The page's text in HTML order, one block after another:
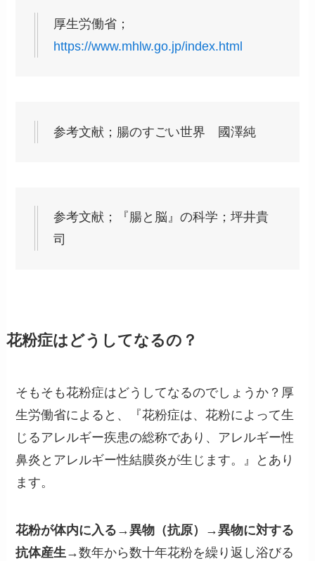
厚生労働省；
https://www.mhlw.go.jp/index.html
参考文献；腸のすごい世界 國澤純
参考文献；『腸と脳』の科学；坪井貴
司
花粉症はどうしてなるの？
そもそも花粉症はどうしてなるのでしょうか？厚
生労働省によると、『花粉症は、花粉によって生
じるアレルギー疾患の総称であり、アレルギー性
鼻炎とアレルギー性結膜炎が生じます。』とあり
ます。
花粉が体内に入る→異物（抗原）→異物に対する
抗体産生→数年から数十年花粉を繰り返し浴びる